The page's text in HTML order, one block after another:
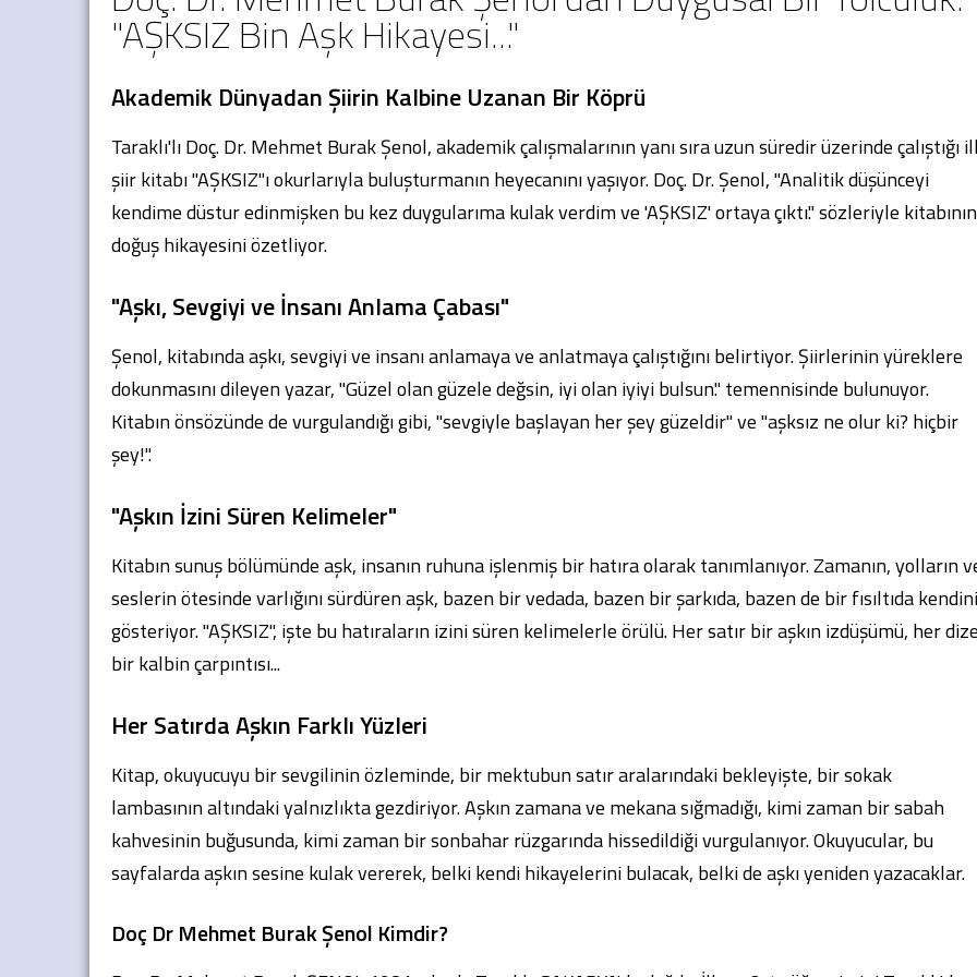
"AŞKSIZ Bin Aşk Hikayesi..."
Akademik Dünyadan Şiirin Kalbine Uzanan Bir Köprü
Taraklı'lı Doç. Dr. Mehmet Burak Şenol, akademik çalışmalarının yanı sıra uzun süredir üzerinde çalıştığı
şiir kitabı "AŞKSIZ"ı okurlarıyla buluşturmanın heyecanını yaşıyor. Doç. Dr. Şenol, "Analitik düşünceyi
kendime düstur edinmişken bu kez duygularıma kulak verdim ve 'AŞKSIZ' ortaya çıktı." sözleriyle kitabının
doğuş hikayesini özetliyor.
"Aşkı, Sevgiyi ve İnsanı Anlama Çabası"
Şenol, kitabında aşkı, sevgiyi ve insanı anlamaya ve anlatmaya çalıştığını belirtiyor. Şiirlerinin yüreklere
dokunmasını dileyen yazar, "Güzel olan güzele değsin, iyi olan iyiyi bulsun." temennisinde bulunuyor.
Kitabın önsözünde de vurgulandığı gibi, "sevgiyle başlayan her şey güzeldir" ve "aşksız ne olur ki? hiçbir
şey!".
"Aşkın İzini Süren Kelimeler"
Kitabın sunuş bölümünde aşk, insanın ruhuna işlenmiş bir hatıra olarak tanımlanıyor. Zamanın, yolların
seslerin ötesinde varlığını sürdüren aşk, bazen bir vedada, bazen bir şarkıda, bazen de bir fısıltıda kendini
gösteriyor. "AŞKSIZ", işte bu hatıraların izini süren kelimelerle örülü. Her satır bir aşkın izdüşümü, her
bir kalbin çarpıntısı...
Her Satırda Aşkın Farklı Yüzleri
Kitap, okuyucuyu bir sevgilinin özleminde, bir mektubun satır aralarındaki bekleyişte, bir sokak
lambasının altındaki yalnızlıkta gezdiriyor. Aşkın zamana ve mekana sığmadığı, kimi zaman bir sabah
kahvesinin buğusunda, kimi zaman bir sonbahar rüzgarında hissedildiği vurgulanıyor. Okuyucular, bu
sayfalarda aşkın sesine kulak vererek, belki kendi hikayelerini bulacak, belki de aşkı yeniden yazacaklar.
Doç Dr Mehmet Burak Şenol Kimdir?